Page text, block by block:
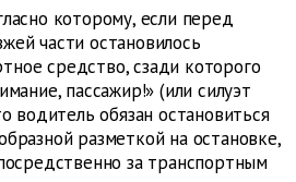
которому, если перед
части остановилось
средство, сзади которого
пассажир!» (или силуэт
водитель обязан остановиться
разметкой на остановке,
за транспортным